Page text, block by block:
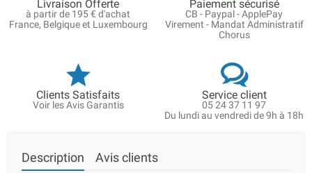
Livraison Offerte
à partir de 195 € d'achat
France, Belgique et Luxembourg
Paiement sécurisé
CB - Paypal - ApplePay
Virement - Mandat Administratif
Chorus
Clients Satisfaits
Voir les Avis Garantis
Service client
05 24 37 11 97
Du lundi au vendredi de 9h à 18h
Description Avis clients